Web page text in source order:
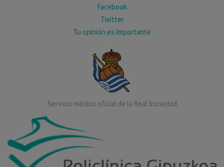
Facebook
Twitter
Tu opinión es importante
Servicio médico oficial de la Real Sociedad